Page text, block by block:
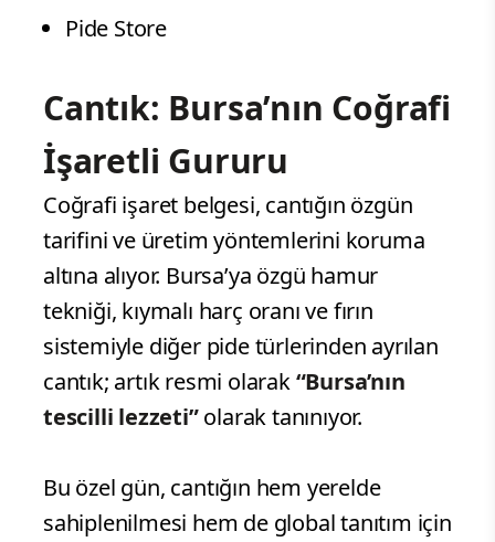
Pide Store
Cantık: Bursa’nın Coğrafi
İşaretli Gururu
Coğrafi işaret belgesi, cantığın özgün
tarifini ve üretim yöntemlerini koruma
altına alıyor. Bursa’ya özgü hamur
tekniği, kıymalı harç oranı ve fırın
sistemiyle diğer pide türlerinden ayrılan
cantık; artık resmi olarak“Bursa’nın
tescilli lezzeti”olarak tanınıyor.
Bu özel gün, cantığın hem yerelde
sahiplenilmesi hem de global tanıtım için